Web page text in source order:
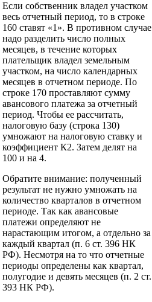
Если собственник владел участком
весь отчетный период, то в строке
160 ставят «1». В противном случае
надо разделить число полных
месяцев, в течение которых
плательщик владел земельным
участком, на число календарных
месяцев в отчетном периоде. По
строке 170 проставляют сумму
авансового платежа за отчетный
период. Чтобы ее рассчитать,
налоговую базу (строка 130)
умножают на налоговую ставку и
коэффициент К2. Затем делят на
100 и на 4.
Обратите внимание: полученный
результат не нужно умножать на
количество кварталов в отчетном
периоде. Так как авансовые
платежи определяют не
нарастающим итогом, а отдельно за
каждый квартал (п. 6 ст. 396 НК
РФ). Несмотря на то что отчетные
периоды определены как квартал,
полугодие и девять месяцев (п. 2 ст.
393 НК РФ).